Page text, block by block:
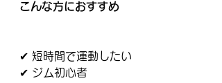
こんな方におすすめ
✔ 短時間で運動したい
✔ ジム初心者